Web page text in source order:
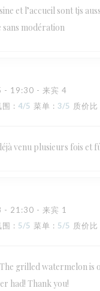
et l’accueil sont tjs
sans modération
- 19:30 - 来宾 4
围 : 4/5 菜单 : 3/5 质价比
venu plusieurs fois et
- 21:30 - 来宾 1
围 : 5/5 菜单 : 5/5 质价比
grilled watermelon is
had! Thank you!